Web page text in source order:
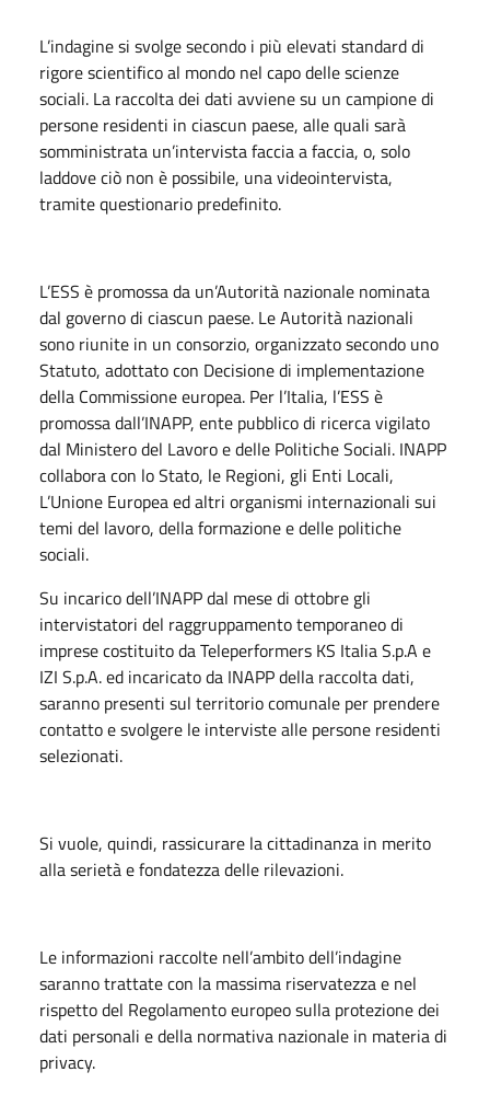
L’indagine si svolge secondo i più elevati standard di
rigore scientifico al mondo nel capo delle scienze
sociali. La raccolta dei dati avviene su un campione di
persone residenti in ciascun paese, alle quali sarà
somministrata un’intervista faccia a faccia, o, solo
laddove ciò non è possibile, una videointervista,
tramite questionario predefinito.
L’ESS è promossa da un’Autorità nazionale nominata
dal governo di ciascun paese. Le Autorità nazionali
sono riunite in un consorzio, organizzato secondo uno
Statuto, adottato con Decisione di implementazione
della Commissione europea. Per l’Italia, l’ESS è
promossa dall’INAPP, ente pubblico di ricerca vigilato
dal Ministero del Lavoro e delle Politiche Sociali. INAPP
collabora con lo Stato, le Regioni, gli Enti Locali,
L’Unione Europea ed altri organismi internazionali sui
temi del lavoro, della formazione e delle politiche
sociali.
Su incarico dell’INAPP dal mese di ottobre gli
intervistatori del raggruppamento temporaneo di
imprese costituito da Teleperformers KS Italia S.p.A e
IZI S.p.A. ed incaricato da INAPP della raccolta dati,
saranno presenti sul territorio comunale per prendere
contatto e svolgere le interviste alle persone residenti
selezionati.
Si vuole, quindi, rassicurare la cittadinanza in merito
alla serietà e fondatezza delle rilevazioni.
Le informazioni raccolte nell’ambito dell’indagine
saranno trattate con la massima riservatezza e nel
rispetto del Regolamento europeo sulla protezione dei
dati personali e della normativa nazionale in materia di
privacy.